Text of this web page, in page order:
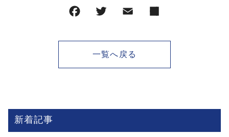
一覧へ戻る
新着記事